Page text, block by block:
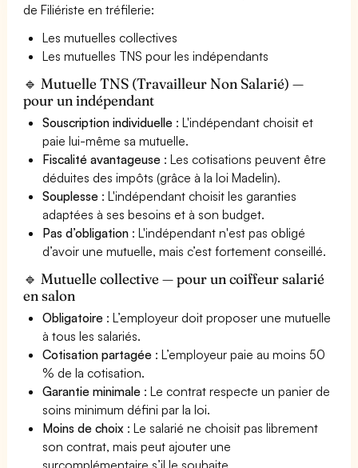
de Filiériste en tréfilerie:
Les mutuelles collectives
Les mutuelles TNS pour les indépendants
🔹 Mutuelle TNS (Travailleur Non Salarié) —
pour un indépendant
Souscription individuelle : L'indépendant choisit et
paie lui-même sa mutuelle.
Fiscalité avantageuse : Les cotisations peuvent être
déduites des impôts (grâce à la loi Madelin).
Souplesse : L'indépendant choisit les garanties
adaptées à ses besoins et à son budget.
Pas d’obligation : L'indépendant n'est pas obligé
d’avoir une mutuelle, mais c’est fortement conseillé.
🔹 Mutuelle collective — pour un coiffeur salarié
en salon
Obligatoire : L’employeur doit proposer une mutuelle
à tous les salariés.
Cotisation partagée : L’employeur paie au moins 50
% de la cotisation.
Garantie minimale : Le contrat respecte un panier de
soins minimum défini par la loi.
Moins de choix : Le salarié ne choisit pas librement
son contrat, mais peut ajouter une
surcomplémentaire s’il le souhaite.